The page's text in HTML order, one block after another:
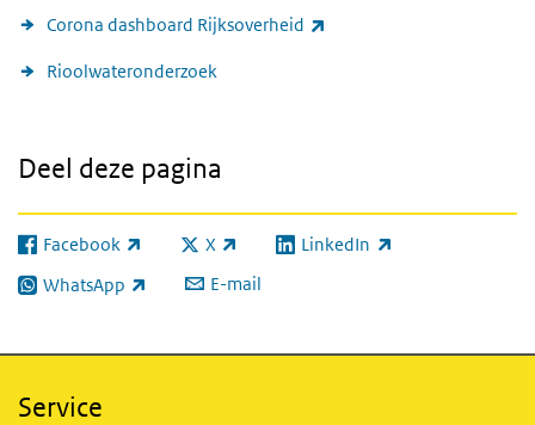
Corona dashboard Rijksoverheid
Rioolwateronderzoek
Deel deze pagina
Facebook
(externe link) X
(externe link) LinkedIn
(externe link)
WhatsApp
(externe link) E-mail
Service